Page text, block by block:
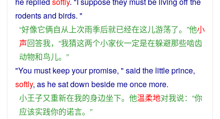
rodentsand birds. "
“好像它俩自从上次雨季后就已经在这儿游荡了。”他小
声回答我，“我猜这两个小家伙一定是在躲避那些啮齿
动物和鸟儿。”
"You must keep yourpromise, " said the littleprince,
softly, as hesat down beside meonce more.
小王子又重新在我的身边坐下。 他温柔地对我说：“你
应该实践你的诺言。”